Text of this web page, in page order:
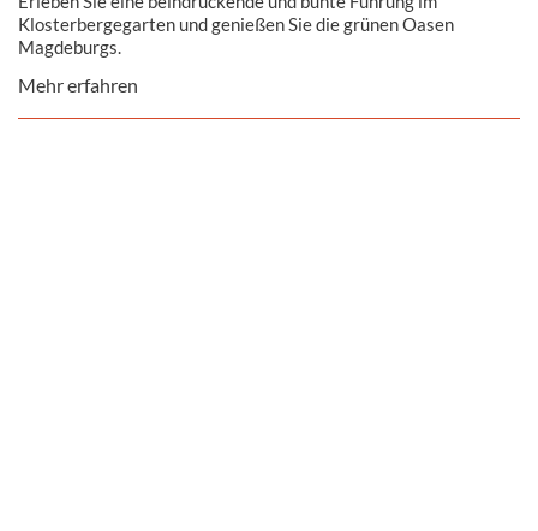
Klosterbergegarten und genießen Sie die grünen Oasen
Magdeburgs.
Mehr erfahren